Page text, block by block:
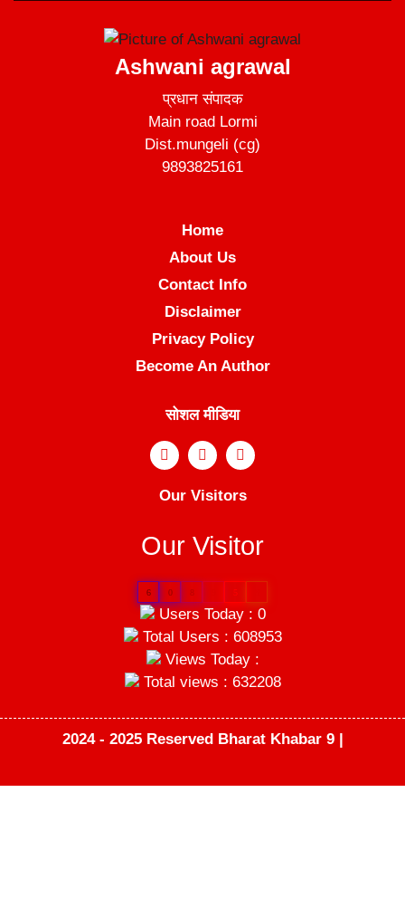
Ashwani agrawal
प्रधान संपादक
Main road Lormi
Dist.mungeli (cg)
9893825161
Home
About Us
Contact Info
Disclaimer
Privacy Policy
Become An Author
सोशल मीडिया
Our Visitors
Our Visitor
6 0 8 5
Users Today : 0
Total Users : 608953
Views Today :
Total views : 632208
2024 - 2025 Reserved Bharat Khabar 9 |